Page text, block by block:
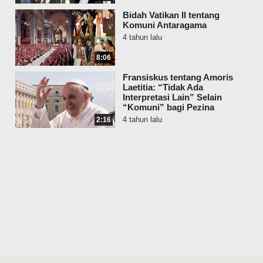
8:06
Bidah Vatikan II tentang
Komuni Antaragama
4 tahun lalu
2:16
Fransiskus tentang Amoris
Laetitia: “Tidak Ada
Interpretasi Lain” Selain
“Komuni” bagi Pezina
4 tahun lalu